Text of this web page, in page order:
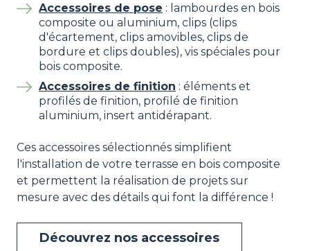
Accessoires de pose : lambourdes en bois
composite ou aluminium, clips (clips
d'écartement, clips amovibles, clips de
bordure et clips doubles), vis spéciales pour
bois composite.
Accessoires de finition : éléments et
profilés de finition, profilé de finition
aluminium, insert antidérapant.
Ces accessoires sélectionnés simplifient
l'installation de votre terrasse en bois composite
et permettent la réalisation de projets sur
mesure avec des détails qui font la différence !
Découvrez nos accessoires